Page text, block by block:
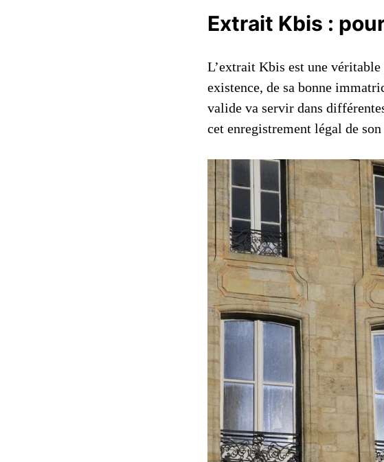
Extrait Kbis :
L’extrait Kbis est une
existence, de sa bonne
valide va servir dans
cet enregistrement légal de